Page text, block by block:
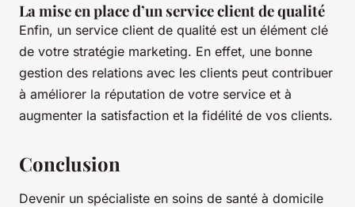
La mise en place d’un service client de qualité
Enfin, un service client de qualité est un élément clé
de votre stratégie marketing. En effet, une bonne
gestion des relations avec les clients peut contribuer
à améliorer la réputation de votre service et à
augmenter la satisfaction et la fidélité de vos clients.
Conclusion
Devenir un spécialiste en soins de santé à domicile